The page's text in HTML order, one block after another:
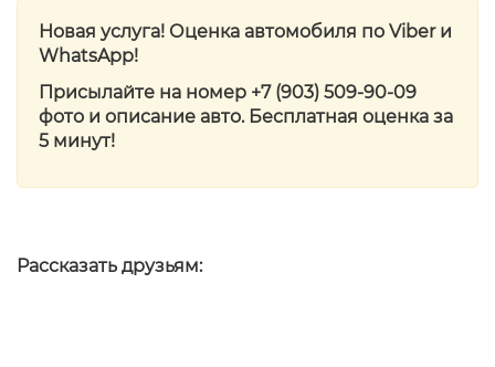
Новая услуга! Оценка автомобиля по Viber и
WhatsApp!
Присылайте на номер +7 ‎(903) 509-90-09
фото и описание авто. Бесплатная оценка за
5 минут!
Рассказать друзьям: